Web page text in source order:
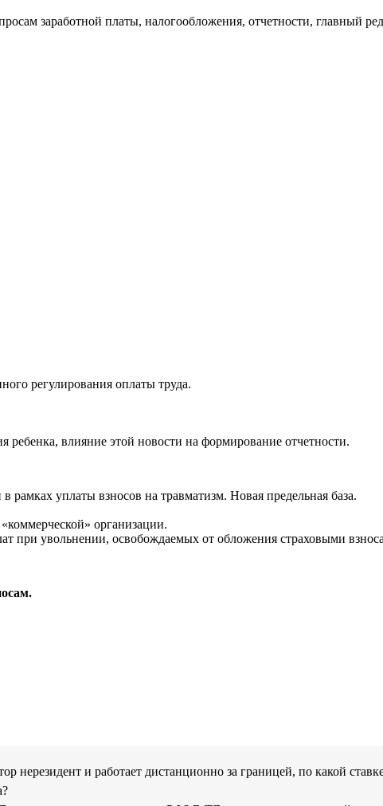
заработной платы, налогообложения, отчетности, главный
регулирования оплаты труда.
влияние этой новости на формирование отчетности.
рамках уплаты взносов на травматизм. Новая предельная база.
организации.
при увольнении, освобождаемых от обложения страховыми
нерезидент и работает дистанционно за границей, по какой